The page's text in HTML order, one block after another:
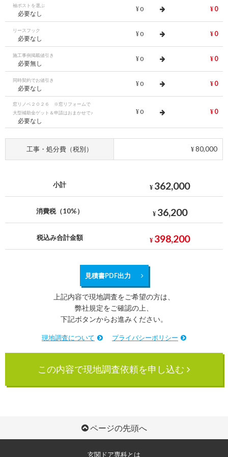
袖ポストを選ぶ
必要なし
¥0 ¥ 0
リースフック
必要なし
¥0 ¥ 0
施工事例掲載値引き
必要無し
¥0 ¥ 0
同時契約でお値引き
必要なし
¥0 ¥ 0
窓リノベ２０２６ ※窓リフォームで
大型補助金ゲット＆申請はおまかせで♪
必要なし
¥0 ¥ 0
工事・処分費（税別） ¥80,000
小計 ¥ 362,000
消費税（10%） ¥ 36,200
税込み合計金額 ¥ 398,200
見積書PDF出力
上記内容で現地調査をご希望の方は、
弊社規定をご確認の上、
下記ボタンからお進みください。
現地調査について プライバシーポリシー
この内容で現地調査依頼を申し込む
ページの先頭へ
玄関ドア専科とは